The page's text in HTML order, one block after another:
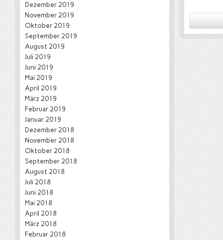
Dezember 2019
November 2019
Oktober 2019
September 2019
August 2019
Juli 2019
Juni 2019
Mai 2019
April 2019
März 2019
Februar 2019
Januar 2019
Dezember 2018
November 2018
Oktober 2018
September 2018
August 2018
Juli 2018
Juni 2018
Mai 2018
April 2018
März 2018
Februar 2018